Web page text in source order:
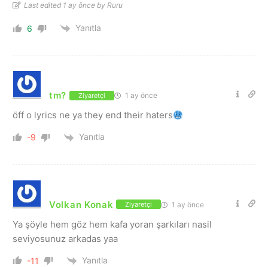
Last edited 1 ay önce by Ruru
6 Yanıtla
tm? Ziyaretçi 1 ay önce
öff o lyrics ne ya they end their haters
-9 Yanıtla
Volkan Konak Ziyaretçi 1 ay önce
Ya şöyle hem göz hem kafa yoran şarkıları nasil
seviyosunuz arkadas yaa
-11 Yanıtla